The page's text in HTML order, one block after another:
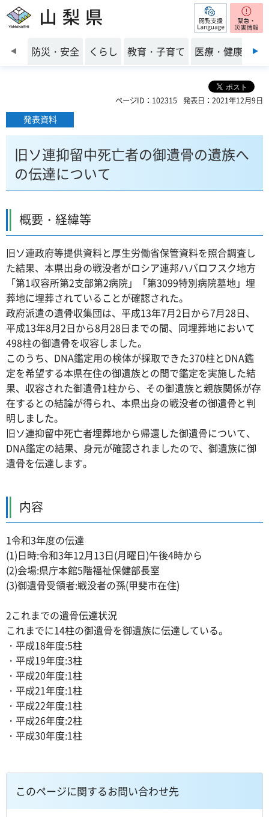
山梨県 閲覧支援
前のスライドを表示
防災・安全 くらし 教育・子育て 医療・健康・福
ページID：102315 発表日：2021年12月9日
発表資料
旧ソ連抑留中死亡者の御遺骨の遺族へ
の伝達について
概要・経緯等
旧ソ連政府等提供資料と厚生労働省保管資料を照合調査し
た結果、本県出身の戦没者がロシア連邦ハバロフスク地方
「第1収容所第2支部第2病院」「第3099特別病院墓地」埋
葬地に埋葬されていることが確認された。
政府派遣の遺骨収集団は、平成13年7月2日から7月28日、
平成13年8月2日から8月28日までの間、同埋葬地において
498柱の御遺骨を収容しました。
このうち、DNA鑑定用の検体が採取できた370柱とDNA鑑
定を希望する本県在住の御遺族との間で鑑定を実施した結
果、収容された御遺骨1柱から、その御遺族と親族関係が存
在するとの結論が得られ、本県出身の戦没者の御遺骨と判
明しました。
旧ソ連抑留中死亡者埋葬地から帰還した御遺骨について、
DNA鑑定の結果、身元が確認されましたので、御遺族に御
遺骨を伝達します。
内容
1令和3年度の伝達
(1)日時:令和3年12月13日(月曜日)午後4時から
(2)会場:県庁本館5階福祉保健部長室
(3)御遺骨受領者:戦没者の孫(甲斐市在住)
2これまでの遺骨伝達状況
これまでに14柱の御遺骨を御遺族に伝達している。
・平成18年度:5柱
・平成19年度:3柱
・平成20年度:1柱
・平成21年度:1柱
・平成22年度:1柱
・平成26年度:2柱
・平成30年度:1柱
このページに関するお問い合わせ先